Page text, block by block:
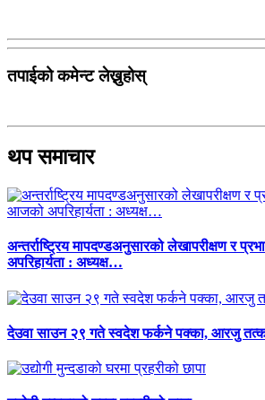
तपाईको कमेन्ट लेख्नुहोस्
थप समाचार
अन्तर्राष्ट्रिय मापदण्डअनुसारको लेखापरीक्षण र
अपरिहार्यता : अध्यक्ष…
देउवा साउन २९ गते स्वदेश फर्कने पक्का, आरजु